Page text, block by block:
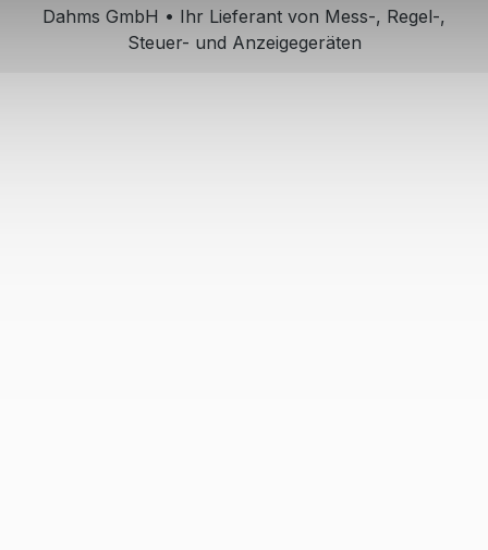
Dahms GmbH • Ihr Lieferant von Mess-, Regel-,
Steuer- und Anzeigegeräten